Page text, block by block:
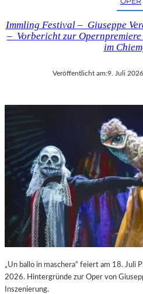
Immling Festival – Giuseppe
– Vorbericht zur
im
Veröffentlicht am:9. Juli 2026
„Un ballo in maschera“ feiert am 18. Juli
2026. Hintergründe zur Oper von
Inszenierung.